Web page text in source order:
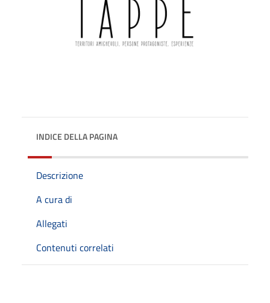
INDICE DELLA PAGINA
Descrizione
A cura di
Allegati
Contenuti correlati